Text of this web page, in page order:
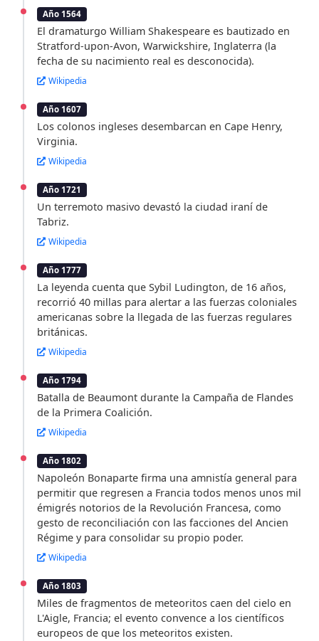
Año 1564
El dramaturgo William Shakespeare es bautizado en
Stratford-upon-Avon, Warwickshire, Inglaterra (la
fecha de su nacimiento real es desconocida).
Wikipedia
Año 1607
Los colonos ingleses desembarcan en Cape Henry,
Virginia.
Wikipedia
Año 1721
Un terremoto masivo devastó la ciudad iraní de
Tabriz.
Wikipedia
Año 1777
La leyenda cuenta que Sybil Ludington, de 16 años,
recorrió 40 millas para alertar a las fuerzas coloniales
americanas sobre la llegada de las fuerzas regulares
británicas.
Wikipedia
Año 1794
Batalla de Beaumont durante la Campaña de Flandes
de la Primera Coalición.
Wikipedia
Año 1802
Napoleón Bonaparte firma una amnistía general para
permitir que regresen a Francia todos menos unos mil
émigrés notorios de la Revolución Francesa, como
gesto de reconciliación con las facciones del Ancien
Régime y para consolidar su propio poder.
Wikipedia
Año 1803
Miles de fragmentos de meteoritos caen del cielo en
L'Aigle, Francia; el evento convence a los científicos
europeos de que los meteoritos existen.